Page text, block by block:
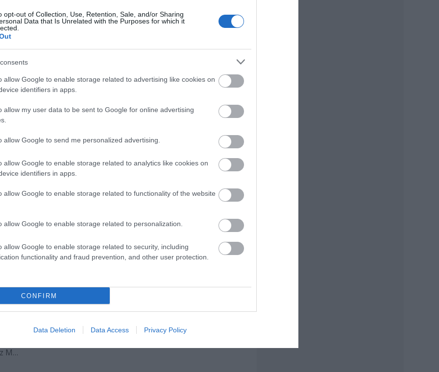
opt-out of Collection, Use, Retention, Sale, and/or Sharing
Data that Is Unrelated with the Purposes for which it
allow Google to enable storage related to advertising like cookies on
identifiers in apps.
allow my user data to be sent to Google for online advertising
allow Google to send me personalized advertising.
allow Google to enable storage related to analytics like cookies on
identifiers in apps.
allow Google to enable storage related to functionality of the website
allow Google to enable storage related to personalization.
allow Google to enable storage related to security, including
functionality and fraud prevention, and other user protection.
CONFIRM
Data Deletion Data Access Privacy Policy
interjút.
Változatos műsorral várják a zenebarátokat a szegedi
városháza udvarán, ahol az idén is megrendezik a
Muzsikáló Udvar címet viselő programsorozatot.
M1
Táncbazár - A multifunkcionális teremben
rendezik meg a Tapas de Flamenco
A Nemzeti Táncszínház közleménye.